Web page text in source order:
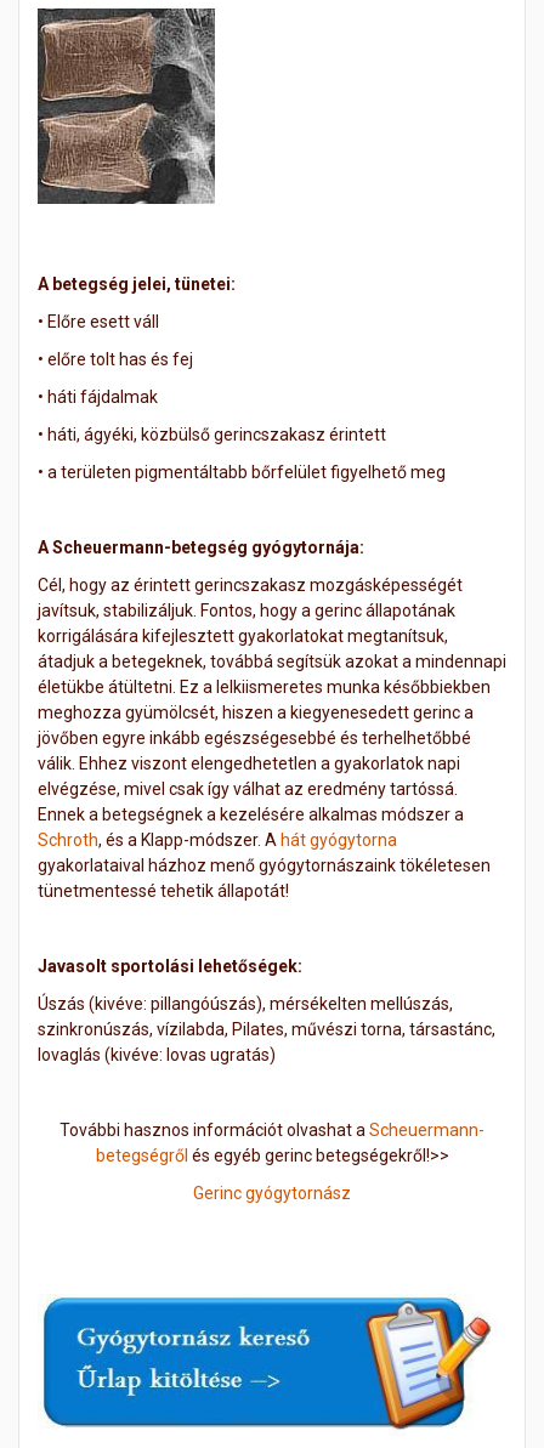
A betegség jelei, tünetei:
• Előre esett váll
• előre tolt has és fej
• háti fájdalmak
• háti, ágyéki, közbülső gerincszakasz érintett
• a területen pigmentáltabb bőrfelület figyelhető meg
A Scheuermann-betegség gyógytornája:
Cél, hogy az érintett gerincszakasz mozgásképességét
javítsuk, stabilizáljuk. Fontos, hogy a gerinc állapotának
korrigálására kifejlesztett gyakorlatokat megtanítsuk,
átadjuk a betegeknek, továbbá segítsük azokat a mindennapi
életükbe átültetni. Ez a lelkiismeretes munka későbbiekben
meghozza gyümölcsét, hiszen a kiegyenesedett gerinc a
jövőben egyre inkább egészségesebbé és terhelhetőbbé
válik. Ehhez viszont elengedhetetlen a gyakorlatok napi
elvégzése, mivel csak így válhat az eredmény tartóssá.
Ennek a betegségnek a kezelésére alkalmas módszer a
Schroth, és a Klapp-módszer. A hát gyógytorna
gyakorlataival házhoz menő gyógytornászaink tökéletesen
tünetmentessé tehetik állapotát!
Javasolt sportolási lehetőségek:
Úszás (kivéve: pillangóúszás), mérsékelten mellúszás,
szinkronúszás, vízilabda, Pilates, művészi torna, társastánc,
lovaglás (kivéve: lovas ugratás)
További hasznos információt olvashat a Scheuermann-
betegségről és egyéb gerinc betegségekről!>>
Gerinc gyógytornász